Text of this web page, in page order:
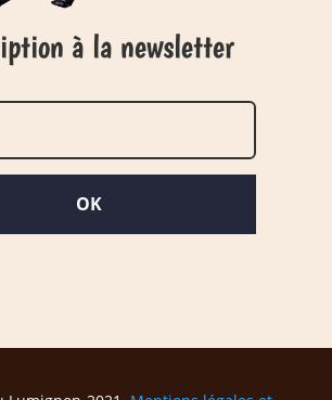
à la newsletter
OK